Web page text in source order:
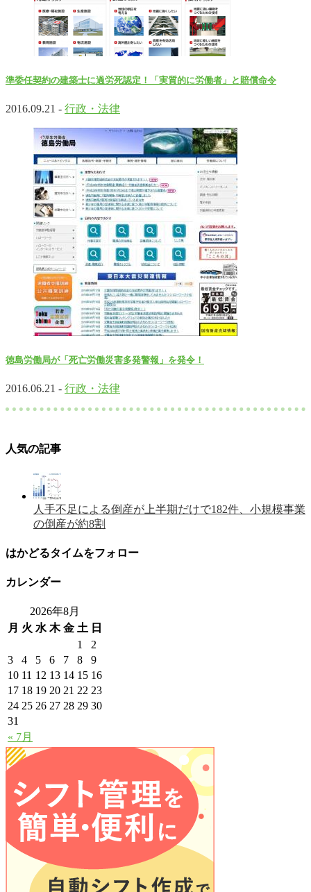
準委任契約の建築士に過労死認定！「実質的に労働者」と賠償命令
2016.09.21 - 行政・法律
徳島労働局が「死亡労働災害多発警報」を発令！
2016.06.21 - 行政・法律
人気の記事
人手不足による倒産が上半期だけで182件、小規模事業
の倒産が約8割
はかどるタイムをフォロー
カレンダー
2026年8月
月 火 水 木 金 土 日
« 7月
1
2
3
4 5 6 7 8
9
10 11 12 13 14 15 16
17 18 19 20 21 22 23
24 25 26 27 28 29 30
31